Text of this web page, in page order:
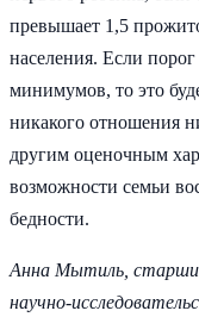
превышает 1,5
населения. Если
минимумов, то это
никакого отношения
другим оценочным
возможности семьи
бедности.
Анна Мытиль,
научно-